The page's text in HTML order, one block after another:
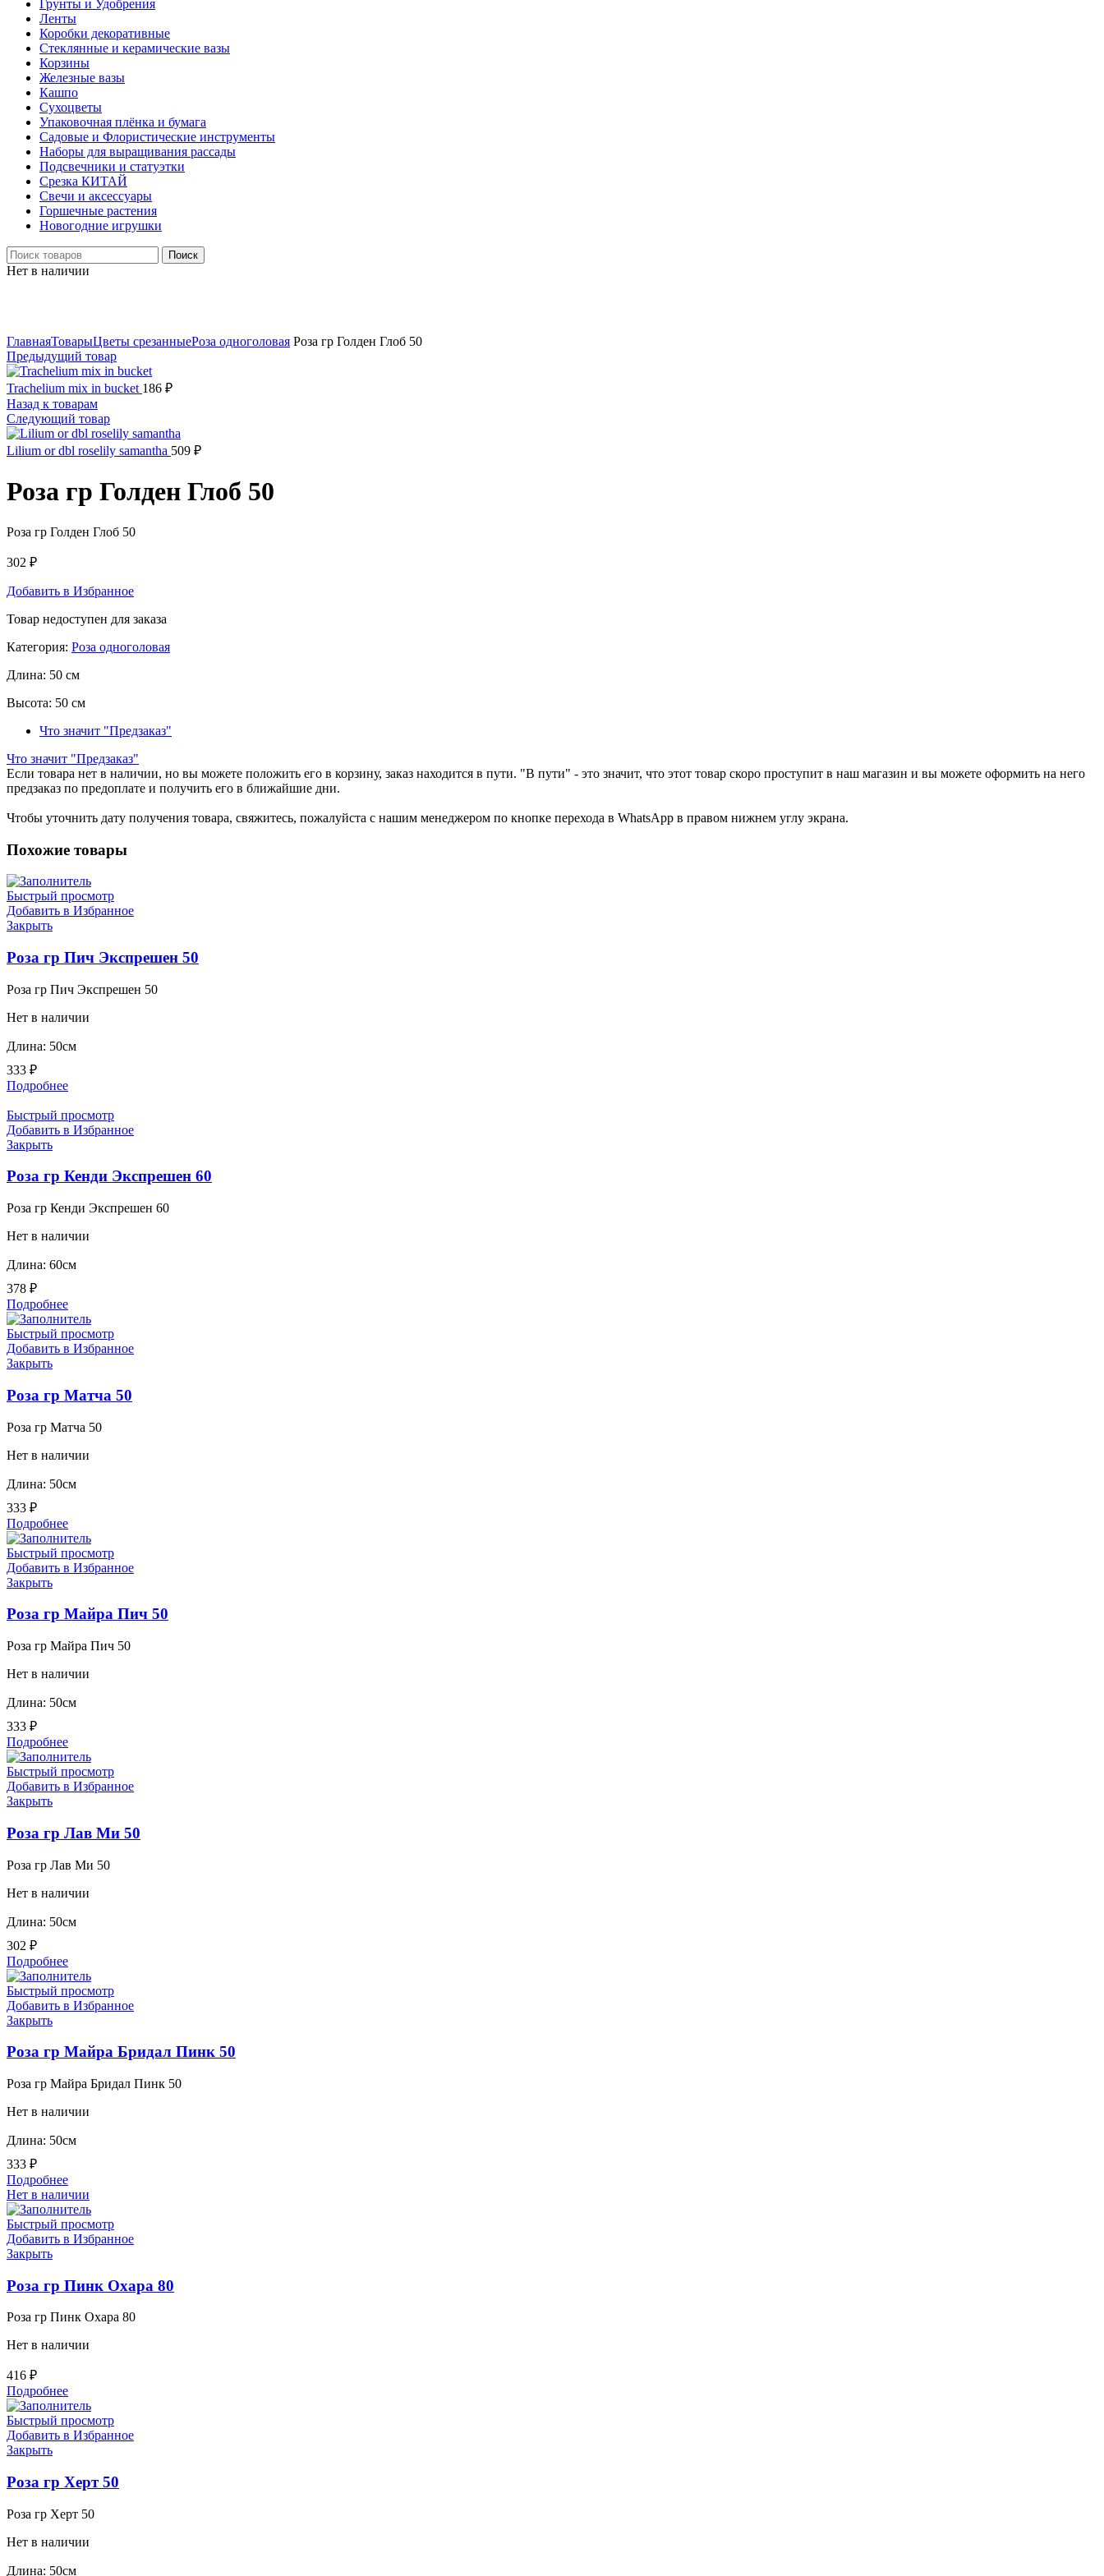
Грунты и Удобрения
Ленты
Коробки декоративные
Стеклянные и керамические вазы
Корзины
Железные вазы
Кашпо
Сухоцветы
Упаковочная плёнка и бумага
Садовые и Флористические инструменты
Наборы для выращивания рассады
Подсвечники и статуэтки
Срезка КИТАЙ
Свечи и аксессуары
Горшечные растения
Новогодние игрушки
Поиск
Нет в наличии
ГлавнаяТоварыЦветы срезанныеРоза одноголовая Роза гр Голден Глоб 50
Предыдущий товар
Trachelium mix in bucket 186 ₽
Назад к товарам
Следующий товар
Lilium or dbl roselily samantha 509 ₽
Роза гр Голден Глоб 50
Роза гр Голден Глоб 50
302 ₽
Добавить в Избранное
Товар недоступен для заказа
Категория: Роза одноголовая
Длина: 50 см
Высота: 50 см
Что значит "Предзаказ"
Что значит "Предзаказ"
Если товара нет в наличии, но вы можете положить его в корзину, заказ находится в пути. "В пути" - это значит, что этот товар скоро проступит в наш магазин и вы можете оформить на него
предзаказ по предоплате и получить его в ближайшие дни.
Чтобы уточнить дату получения товара, свяжитесь, пожалуйста с нашим менеджером по кнопке перехода в WhatsApp в правом нижнем углу экрана.
Похожие товары
Быстрый просмотр
Добавить в Избранное
Закрыть
Роза гр Пич Экспрешен 50
Роза гр Пич Экспрешен 50
Нет в наличии
Длина: 50см
333 ₽
Подробнее
Быстрый просмотр
Добавить в Избранное
Закрыть
Роза гр Кенди Экспрешен 60
Роза гр Кенди Экспрешен 60
Нет в наличии
Длина: 60см
378 ₽
Подробнее
Быстрый просмотр
Добавить в Избранное
Закрыть
Роза гр Матча 50
Роза гр Матча 50
Нет в наличии
Длина: 50см
333 ₽
Подробнее
Быстрый просмотр
Добавить в Избранное
Закрыть
Роза гр Майра Пич 50
Роза гр Майра Пич 50
Нет в наличии
Длина: 50см
333 ₽
Подробнее
Быстрый просмотр
Добавить в Избранное
Закрыть
Роза гр Лав Ми 50
Роза гр Лав Ми 50
Нет в наличии
Длина: 50см
302 ₽
Подробнее
Быстрый просмотр
Добавить в Избранное
Закрыть
Роза гр Майра Бридал Пинк 50
Роза гр Майра Бридал Пинк 50
Нет в наличии
Длина: 50см
333 ₽
Подробнее
Нет в наличии
Быстрый просмотр
Добавить в Избранное
Закрыть
Роза гр Пинк Охара 80
Роза гр Пинк Охара 80
Нет в наличии
416 ₽
Подробнее
Быстрый просмотр
Добавить в Избранное
Закрыть
Роза гр Херт 50
Роза гр Херт 50
Нет в наличии
Длина: 50см